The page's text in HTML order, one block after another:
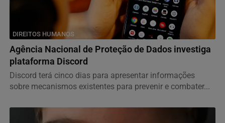
DIREITOS HUMANOS
Agência Nacional de Proteção de Dados investiga
plataforma Discord
Discord terá cinco dias para apresentar informações
sobre mecanismos existentes para prevenir e combater...